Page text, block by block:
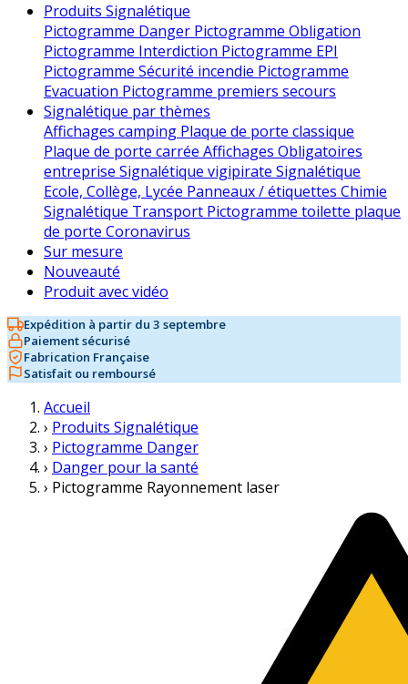
Produits Signalétique
Pictogramme Danger Pictogramme Obligation
Pictogramme Interdiction Pictogramme EPI
Pictogramme Sécurité incendie Pictogramme
Evacuation Pictogramme premiers secours
Signalétique par thèmes
Affichages camping Plaque de porte classique
Plaque de porte carrée Affichages Obligatoires
entreprise Signalétique vigipirate Signalétique
Ecole, Collège, Lycée Panneaux / étiquettes Chimie
Signalétique Transport Pictogramme toilette plaque
de porte Coronavirus
Sur mesure
Nouveauté
Produit avec vidéo
Expédition à partir du 3 septembre
Paiement sécurisé
Fabrication Française
Satisfait ou remboursé
Accueil
› Produits Signalétique
› Pictogramme Danger
› Danger pour la santé
› Pictogramme Rayonnement laser